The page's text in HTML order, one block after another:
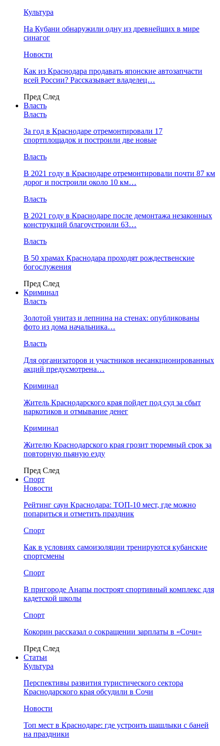
Культура
На Кубани обнаружили одну из древнейших в мире
синагог
Новости
Как из Краснодара продавать японские автозапчасти
всей России? Рассказывает владелец…
Пред След
Власть
Власть
За год в Краснодаре отремонтировали 17
спортплощадок и построили две новые
Власть
В 2021 году в Краснодаре отремонтировали почти 87 км
дорог и построили около 10 км…
Власть
В 2021 году в Краснодаре после демонтажа незаконных
конструкций благоустроили 63…
Власть
В 50 храмах Краснодара проходят рождественские
богослужения
Пред След
Криминал
Власть
​Золотой унитаз и лепнина на стенах: опубликованы
фото из дома начальника…
Власть
Для организаторов и участников несанкционированных
акций предусмотрена…
Криминал
Житель Краснодарского края пойдет под суд за сбыт
наркотиков и отмывание денег
Криминал
Жителю Краснодарского края грозит тюремный срок за
повторную пьяную езду
Пред След
Спорт
Новости
Рейтинг саун Краснодара: ТОП-10 мест, где можно
попариться и отметить праздник
Спорт
Как в условиях самоизоляции тренируются кубанские
спортсмены
Спорт
В пригороде Анапы построят спортивный комплекс для
кадетской школы
Спорт
Кокорин рассказал о сокращении зарплаты в «Сочи»
Пред След
Статьи
Культура
Перспективы развития туристического сектора
Краснодарского края обсудили в Сочи
Новости
Топ мест в Краснодаре: где устроить шашлыки с баней
на праздники